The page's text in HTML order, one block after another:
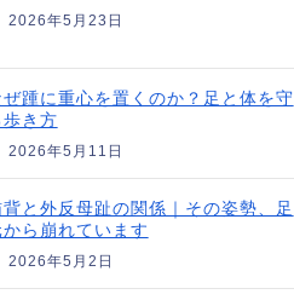
2026年5月23日
ぜ踵に重心を置くのか？足と体を守
歩き方
2026年5月11日
背と外反母趾の関係｜その姿勢、足
から崩れています
2026年5月2日